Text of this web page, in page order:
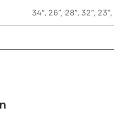
34", 26", 28", 32", 23",